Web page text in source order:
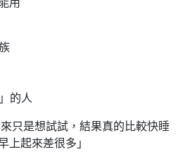
用
的人
只是想試試，結果真的比較快睡
上起來差很多」